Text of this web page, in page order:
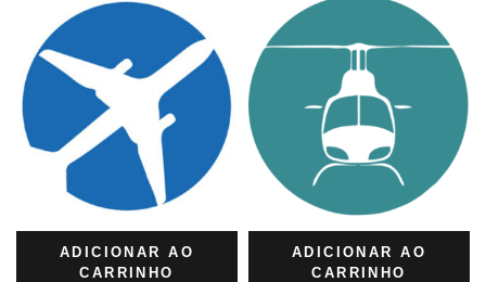
ADICIONAR AO
CARRINHO
ADICIONAR AO
CARRINHO